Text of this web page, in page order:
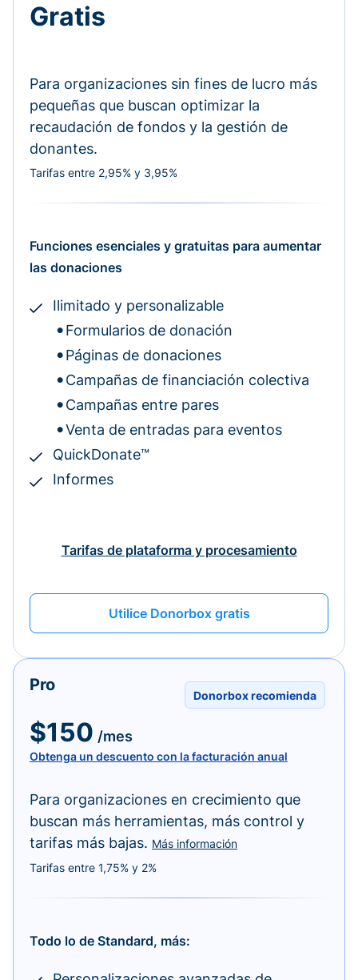
Gratis
Para organizaciones sin fines de lucro más
pequeñas que buscan optimizar la
recaudación de fondos y la gestión de
donantes.
Tarifas entre 2,95% y 3,95%
Funciones esenciales y gratuitas para aumentar
las donaciones
Ilimitado y personalizable
Formularios de donación
Páginas de donaciones
Campañas de financiación colectiva
Campañas entre pares
Venta de entradas para eventos
QuickDonate™
Informes
Tarifas de plataforma y procesamiento
Utilice Donorbox gratis
Donorbox recomienda
Pro
$150 /mes
Obtenga un descuento con la facturación anual
Para organizaciones en crecimiento que
buscan más herramientas, más control y
tarifas más bajas. Más información
Tarifas entre 1,75% y 2%
Todo lo de Standard, más: